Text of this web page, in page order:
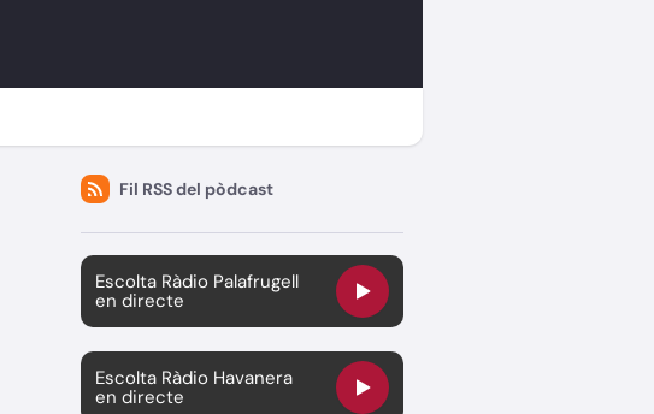
Fil RSS del pòdcast
Escolta Ràdio Palafrugell
en directe
Escolta Ràdio Havanera
en directe